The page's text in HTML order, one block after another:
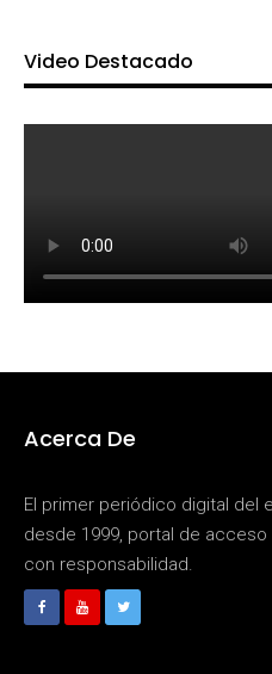
Video Destacado
Acerca De
El primer periódico digital del
desde 1999, portal de
con responsabilidad.